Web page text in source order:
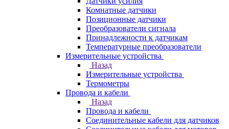
Комнатные датчики
Позиционные датчики
Преобразователи сигнала
Принадлежности к датчикам
Температурные преобразователи
Измерительные устройства
Назад
Измерительные устройства
Термометры
Провода и кабели
Назад
Провода и кабели
Соединительные кабели для датчиков